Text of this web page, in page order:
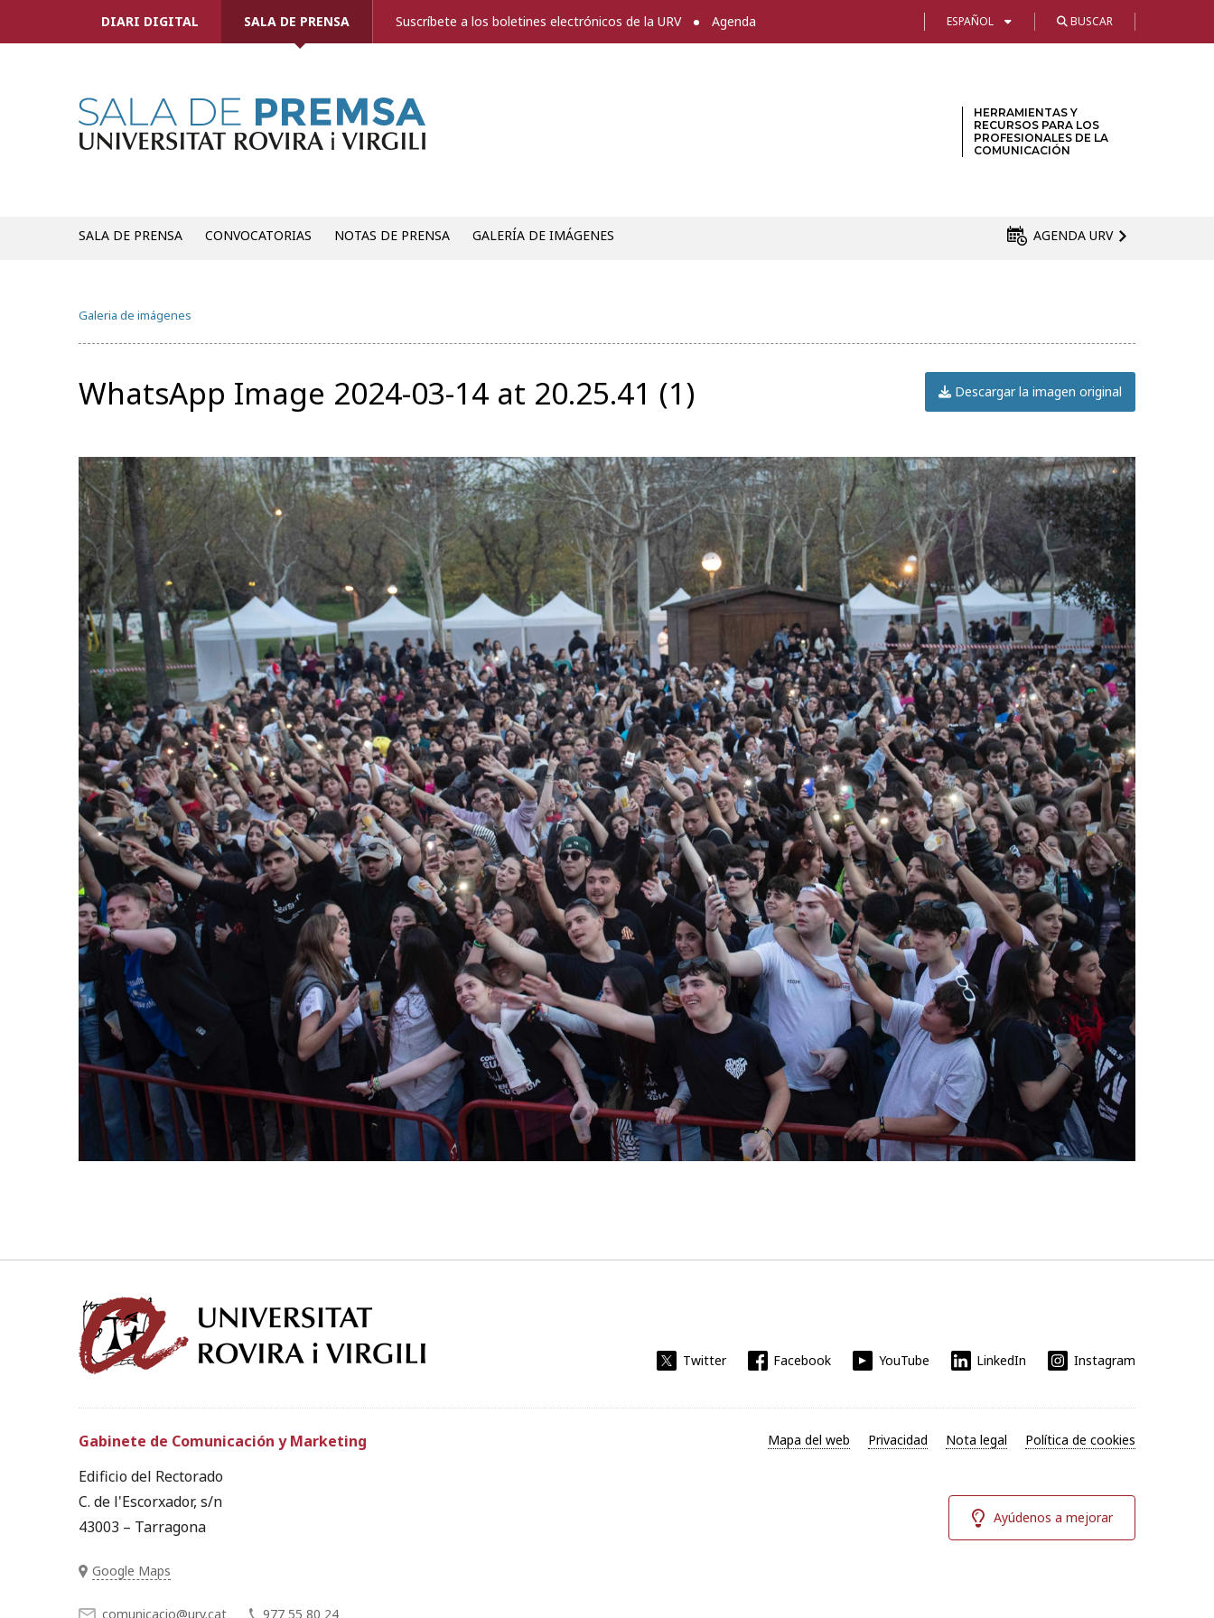
DIARI DIGITAL SALA DE PRENSA Suscríbete a los boletines electrónicos de la URV Agenda ESPAÑOL BUSCAR
HERRAMIENTAS Y
RECURSOS PARA LOS
PROFESIONALES DE LA
COMUNICACIÓN
SALA DE PRENSA CONVOCATORIAS NOTAS DE PRENSA GALERÍA DE IMÁGENES AGENDA URV
Galeria de imágenes
WhatsApp Image 2024-03-14 at 20.25.41 (1) Descargar la imagen original
Twitter Facebook YouTube LinkedIn Instagram
Gabinete de Comunicación y Marketing
Edificio del Rectorado
C. de l'Escorxador, s/n
43003 – Tarragona
Google Maps
comunicacio@urv.cat 977 55 80 24
Mapa del web Privacidad Nota legal Política de cookies
Ayúdenos a mejorar